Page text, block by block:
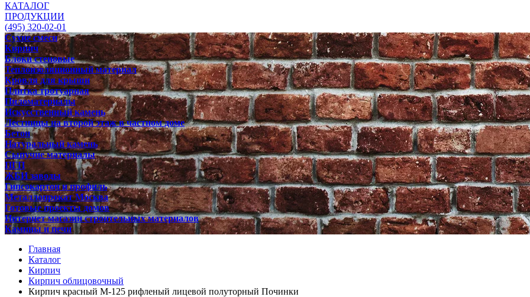
КАТАЛОГ
ПРОДУКЦИИ
(495) 320-02-01
Сухие смеси
Кирпич
Блоки стеновые
Теплоизоляционный материал
Кровля для крыши
Плитка тротуарная
Пиломатериалы
Искусственный камень
Лестницы на второй этаж в частном доме
Бетон
Натуральный камень
Сыпучие материалы
ПГП
ЖБИ заводы
Гипсокартон и профиль
Металлопрокат Москва
Готовые проекты домов
Интернет магазин строительных материалов
Камины и печи
Главная
Каталог
Кирпич
Кирпич облицовочный
Кирпич красный М-125 рифленый лицевой полуторный Починки